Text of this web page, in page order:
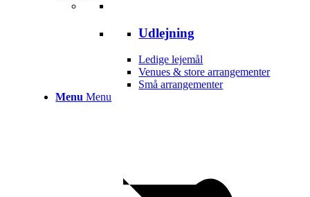
Udlejning
Ledige lejemål
Venues & store arrangementer
Små arrangementer
Menu Menu